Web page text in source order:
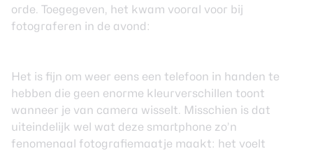
orde. Toegegeven, het kwam vooral voor bij
fotograferen in de avond:
Het is fijn om weer eens een telefoon in handen te
hebben die geen enorme kleurverschillen toont
wanneer je van camera wisselt. Misschien is dat
uiteindelijk wel wat deze smartphone zo’n
fenomenaal fotografiemaatje maakt: het voelt